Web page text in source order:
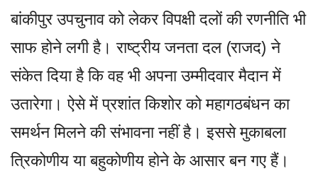
बांकीपुर उपचुनाव को लेकर विपक्षी दलों की रणनीति भी
साफ होने लगी है। राष्ट्रीय जनता दल (राजद) ने
संकेत दिया है कि वह भी अपना उम्मीदवार मैदान में
उतारेगा। ऐसे में प्रशांत किशोर को महागठबंधन का
समर्थन मिलने की संभावना नहीं है। इससे मुकाबला
त्रिकोणीय या बहुकोणीय होने के आसार बन गए हैं।